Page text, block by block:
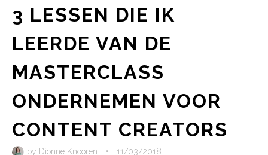
3 LESSEN DIE IK
LEERDE VAN DE
MASTERCLASS
ONDERNEMEN VOOR
CONTENT CREATORS
by Dionne Knooren • 11/03/2018